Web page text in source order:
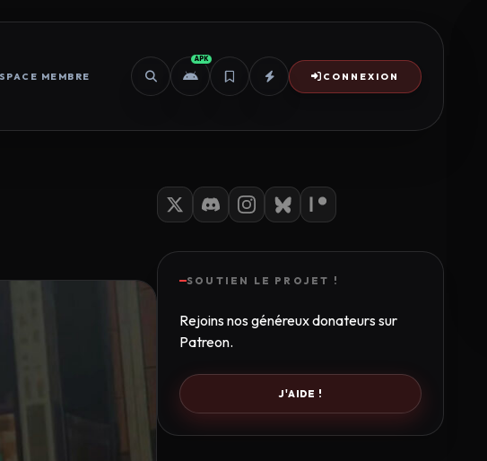
MEMBRE
APK
CONNEXION
SOUTIEN LE PROJET !
Rejoins nos généreux donateurs sur
Patreon.
J'AIDE !